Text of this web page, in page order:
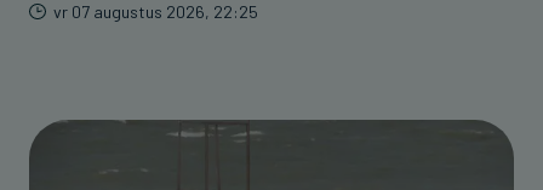
vr 07 augustus 2026, 22:25